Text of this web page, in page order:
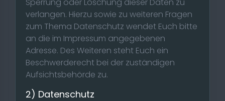
verlangen. Hierzu sowie zu weiteren Fragen
zum Thema Datenschutz wendet Euch bitte
an die im Impressum angegebenen
Adresse. Des Weiteren steht Euch ein
Beschwerderecht bei der zuständigen
Aufsichtsbehörde zu.
2) Datenschutz